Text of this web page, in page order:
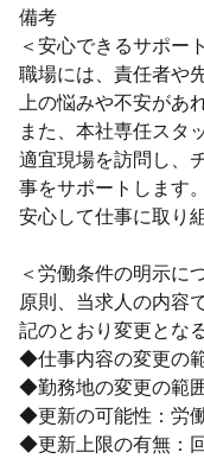
備考
＜安心できるサポー
職場には、責任者や
上の悩みや不安があ
また、本社専任スタ
適宜現場を訪問し、
事をサポートします。
安心して仕事に取り
＜労働条件の明示に
原則、当求人の内容
記のとおり変更とな
◆仕事内容の変更の
◆勤務地の変更の範
◆更新の可能性：労
◆更新上限の有無：